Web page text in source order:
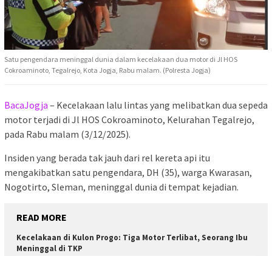
Satu pengendara meninggal dunia dalam kecelakaan dua motor di Jl HOS
Cokroaminoto, Tegalrejo, Kota Jogja, Rabu malam. (Polresta Jogja)
BacaJogja – Kecelakaan lalu lintas yang melibatkan dua sepeda
motor terjadi di Jl HOS Cokroaminoto, Kelurahan Tegalrejo,
pada Rabu malam (3/12/2025).
Insiden yang berada tak jauh dari rel kereta api itu
mengakibatkan satu pengendara, DH (35), warga Kwarasan,
Nogotirto, Sleman, meninggal dunia di tempat kejadian.
READ MORE
Kecelakaan di Kulon Progo: Tiga Motor Terlibat, Seorang Ibu
Meninggal di TKP